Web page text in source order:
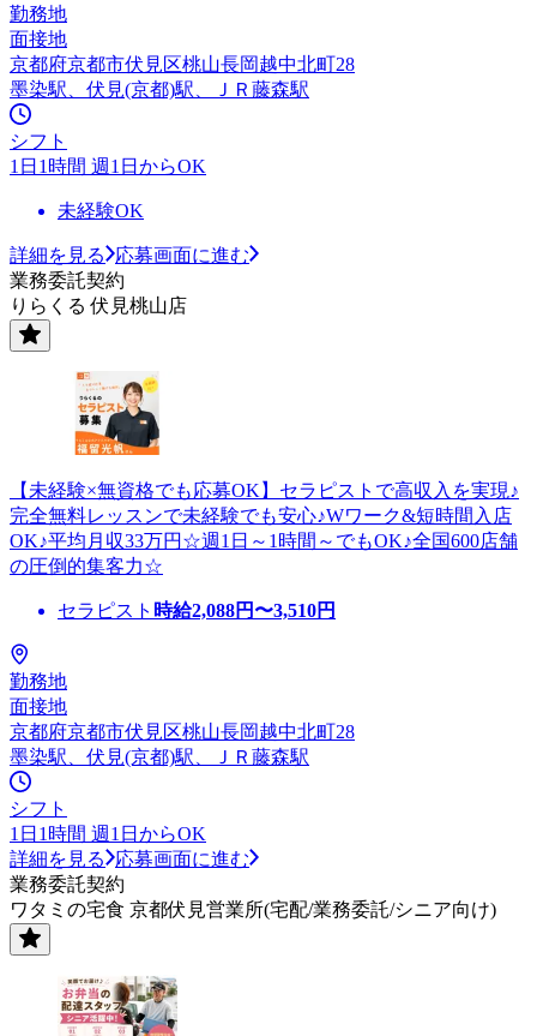
勤務地
面接地
京都府京都市伏見区桃山長岡越中北町28
墨染駅、伏見(京都)駅、ＪＲ藤森駅
シフト
1日1時間 週1日からOK
未経験OK
詳細を見る
応募画面に進む
業務委託契約
りらくる 伏見桃山店
【未経験×無資格でも応募OK】セラピストで高収入を実現♪
完全無料レッスンで未経験でも安心♪Wワーク&短時間入店
OK♪平均月収33万円☆週1日～1時間～でもOK♪全国600店舗
の圧倒的集客力☆
セラピスト 時給2,088円〜3,510円
勤務地
面接地
京都府京都市伏見区桃山長岡越中北町28
墨染駅、伏見(京都)駅、ＪＲ藤森駅
シフト
1日1時間 週1日からOK
詳細を見る
応募画面に進む
業務委託契約
ワタミの宅食 京都伏見営業所(宅配/業務委託/シニア向け)